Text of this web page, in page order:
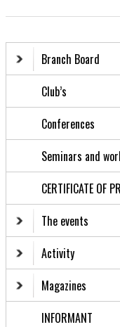
Branch Board
Club’s
Conferences
Seminars and
CERTIFICATE OF
The events
Activity
Magazines
INFORMANT